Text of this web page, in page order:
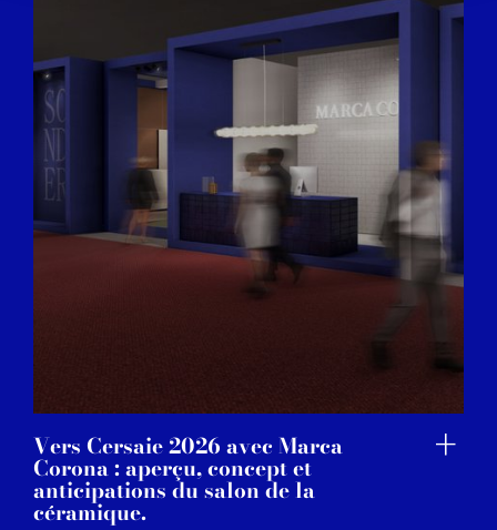
our social media, advertising and analytics partners who
may combine it with other information that you’ve
provided to them or that they’ve collected from your use
of their services.
Vers Cersaie 2026 avec Marca
Corona : aperçu, concept et
anticipations du salon de la
céramique.